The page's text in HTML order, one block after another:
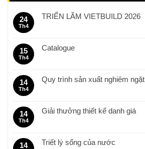
24
Th4
TRIỂN LÃM VIETBUILD 2026
15
Th4
Catalogue
14
Th4
Quy trình sản xuất nghiêm ngặt
14
Th4
Giải thưởng thiết kế danh giá
14 Triết lý sống của nước